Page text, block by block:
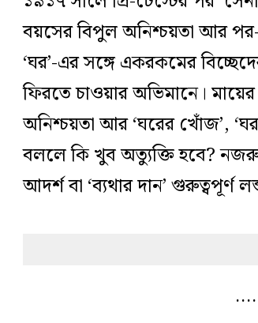
বয়সের বিপুল অনিশ্চয়তা আর
‘ঘর’-এর সঙ্গে একরকমের
ফিরতে চাওয়ার অভিমানে।
অনিশ্চয়তা আর ‘ঘরের খোঁজ’,
বললে কি খুব অত্যুক্তি হবে?
আদর্শ বা ‘ব্যথার দান’